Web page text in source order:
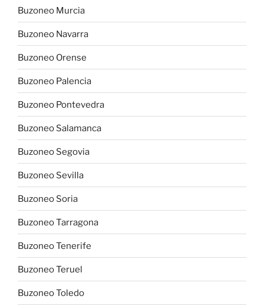
Buzoneo Murcia
Buzoneo Navarra
Buzoneo Orense
Buzoneo Palencia
Buzoneo Pontevedra
Buzoneo Salamanca
Buzoneo Segovia
Buzoneo Sevilla
Buzoneo Soria
Buzoneo Tarragona
Buzoneo Tenerife
Buzoneo Teruel
Buzoneo Toledo